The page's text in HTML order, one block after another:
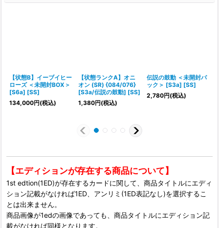
【状態B】イーブイヒー
ローズ ＜未開封BOX＞
[S6a] [SS]
134,000円(税込)
【状態ランクA】オニ
オン (SR) {084/076}
[S3a/伝説の鼓動] [SS]
1,380円(税込)
伝説の鼓動 ＜未開封パ
ック＞ [S3a] [SS]
2,780円(税込)
【エディションが存在する商品について】
1st edtion(1ED)が存在するカードに関して、商品タイトルにエディ
ション記載がなければ1ED、アンリミ(1ED表記なし)を選択するこ
とは出来ません。
商品画像が1edの画像であっても、商品タイトルにエディション記
載がなければ同様となります。